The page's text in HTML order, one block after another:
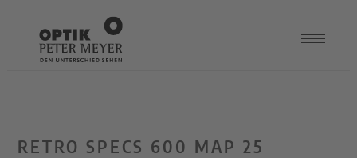
RETRO SPECS 600 MAP 25